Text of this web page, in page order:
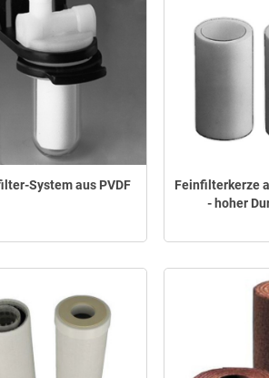
System aus PVDF
Feinfilterkerze
- hoher